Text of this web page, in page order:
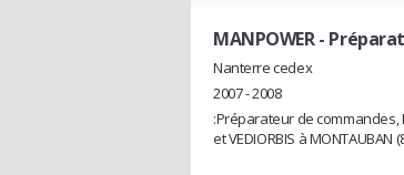
MANPOWER-
Nanterre cedex
2007 - 2008
:Préparateur de
et VEDIORBIS à MONTAUBAN